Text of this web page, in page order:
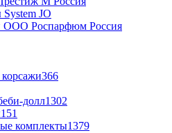
366
долл1302
151
комплекты1379